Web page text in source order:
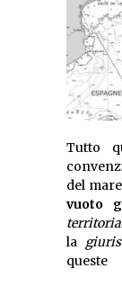
Tutto
del
vuoto
la